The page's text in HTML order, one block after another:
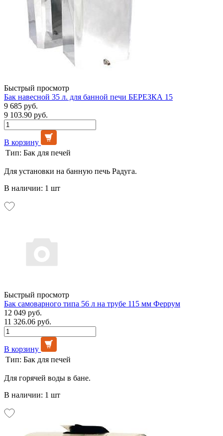
Быстрый просмотр
Бак навесной 35 л. для банной печи БЕРЕЗКА 15
9 685 руб.
9 103.90 руб.
В корзину
Тип: Бак для печей
Для установки на банную печь Радуга.
В наличии: 1 шт
Быстрый просмотр
Бак самоварного типа 56 л на трубе 115 мм Феррум
12 049 руб.
11 326.06 руб.
В корзину
Тип: Бак для печей
Для горячей воды в бане.
В наличии: 1 шт